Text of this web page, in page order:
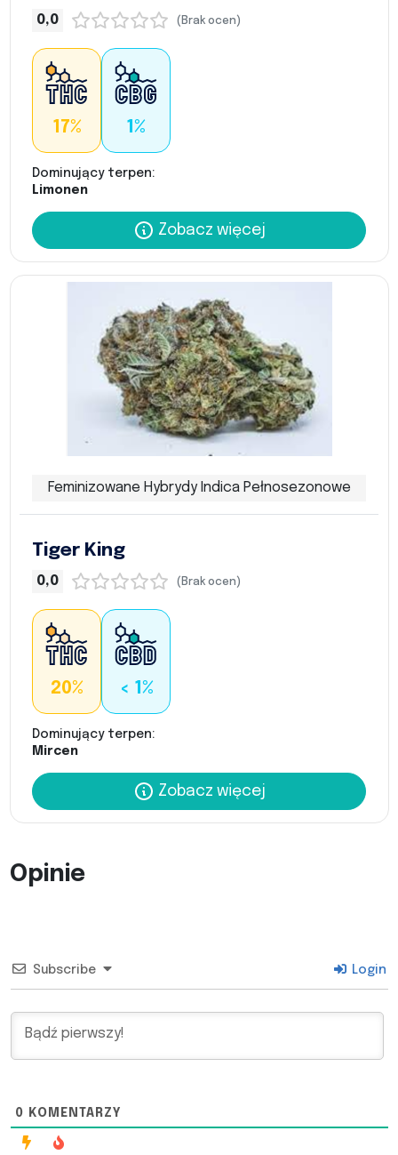
0,0 (Brak ocen)
17% 1%
Dominujący terpen:
Limonen
Zobacz więcej
Feminizowane Hybrydy Indica Pełnosezonowe
Tiger King
0,0 (Brak ocen)
20% < 1%
Dominujący terpen:
Mircen
Zobacz więcej
Opinie
Subscribe Login
0 KOMENTARZY